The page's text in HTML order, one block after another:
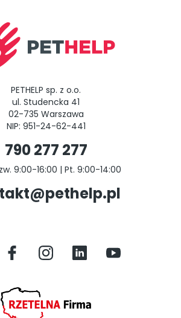
PETHELP sp. z o.o.
ul. Studencka 41
02-735 Warszawa
NIP: 951-24-62-441
790 277 277
9:00-16:00 | Pt. 9:00-14:00